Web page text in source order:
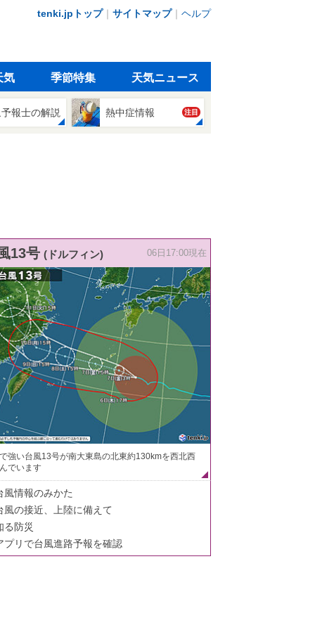
tenki.jpトップ｜ サイトマップ｜ ヘルプ
気 季節特集 天気ニュース
報士の解説 熱中症情報 注目
13号 (ドルフィン) 06日17:00現在
強い台風13号が南大東島の北東約130kmを西北西
でいます
風情報のみかた
風の接近、上陸に備えて
る防災
プリで台風進路予報を確認